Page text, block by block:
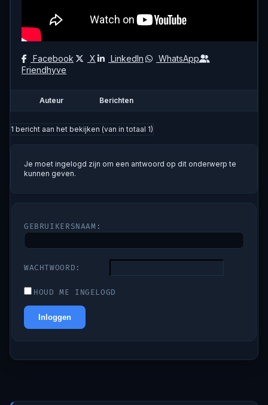
Facebook X LinkedIn
WhatsApp
Friendhyve
Auteur Berichten
1 bericht aan het bekijken (van in totaal 1)
Je moet ingelogd zijn om een antwoord op dit onderwerp te
kunnen geven.
GEBRUIKERSNAAM:
WACHTWOORD:
HOUD ME INGELOGD
Inloggen